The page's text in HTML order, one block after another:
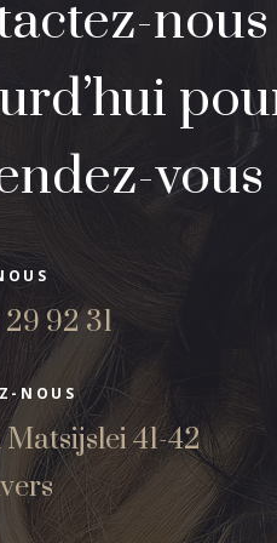
nous
vous
92 31
NOUS
41-42